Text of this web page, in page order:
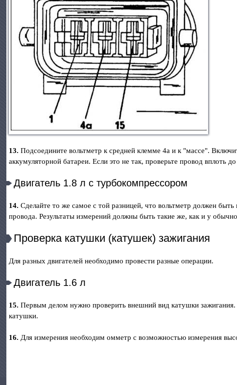
13. Подсоедините вольтметр к средней клемме 4а и к "массе".
аккумуляторной батареи. Если это не так, проверьте провод вплоть
Двигатель 1.8 л с турбокомпрессором
14. Сделайте то же самое с той разницей, что вольтметр должен
провода. Результаты измерений должны быть такие же, как и у
Проверка катушки (катушек) зажигания
Для разных двигателей необходимо провести разные операции.
Двигатель 1.6 л
15. Первым делом нужно проверить внешний вид катушки
катушки.
16. Для измерения необходим омметр с возможностью измерения